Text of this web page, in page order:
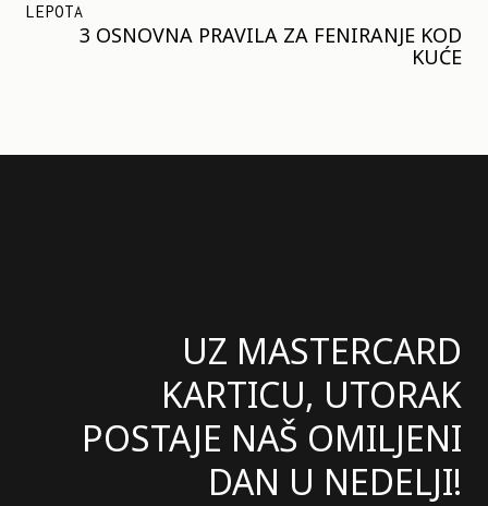
LEPOTA
3 OSNOVNA PRAVILA ZA FENIRANJE KOD
KUĆE
UZ MASTERCARD
KARTICU, UTORAK
POSTAJE NAŠ OMILJENI
DAN U NEDELJI!